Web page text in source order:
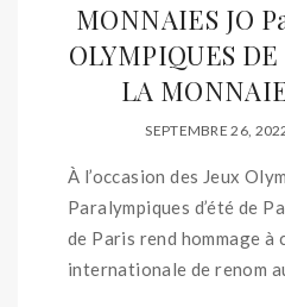
MONNAIES JO
OLYMPIQUES
LA
SEPTEMBRE 26,
À l’occasion des Jeux
Paralympiques d’été de
de Paris rend hommage
internationale de renom